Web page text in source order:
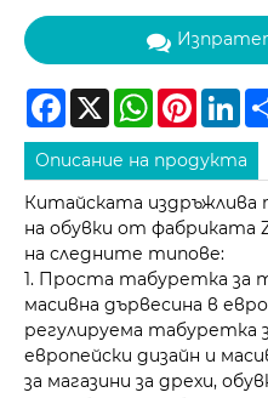
Facebook
X WhatsApp
Описание на продукта
Китайската издръжлива
на обувки от фабриката
на следните типове:
1. Проста табуретка за
масивна дървесина в
регулируема табуретка
европейски дизайн и
за магазини за дрехи,